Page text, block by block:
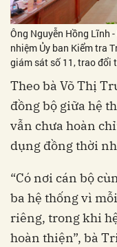
Ông Nguyễn Hồng Lĩnh
nhiệm Ủy ban Kiểm tra
giám sát số 11, trao đổi
Theo bà Võ Thị
đồng bộ giữa hệ
vẫn chưa hoàn
dụng đồng thời
“Có nơi cán bộ
ba hệ thống vì
riêng, trong khi
hoàn thiện”, bà